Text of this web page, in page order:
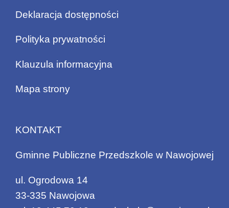
Deklaracja dostępności
Polityka prywatności
Klauzula informacyjna
Mapa strony
KONTAKT
Gminne Publiczne Przedszkole w Nawojowej
ul. Ogrodowa 14
33-335 Nawojowa